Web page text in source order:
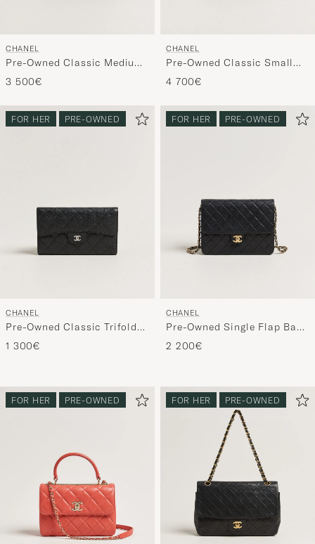
CHANEL
Pre-Owned Classic Medium
Square Double Flap Bag
Lambskin Black
3 500€
CHANEL
Pre-Owned Classic Small
Double Flap Bag Caviar
Leather Beige
4 700€
FOR HER PRE-OWNED
CHANEL
Pre-Owned Classic Trifold
Flap Wallet Caviar Leather
Black
1 300€
FOR HER PRE-OWNED
CHANEL
Pre-Owned Single Flap Bag
Black
2 200€
FOR HER PRE-OWNED FOR HER PRE-OWNED